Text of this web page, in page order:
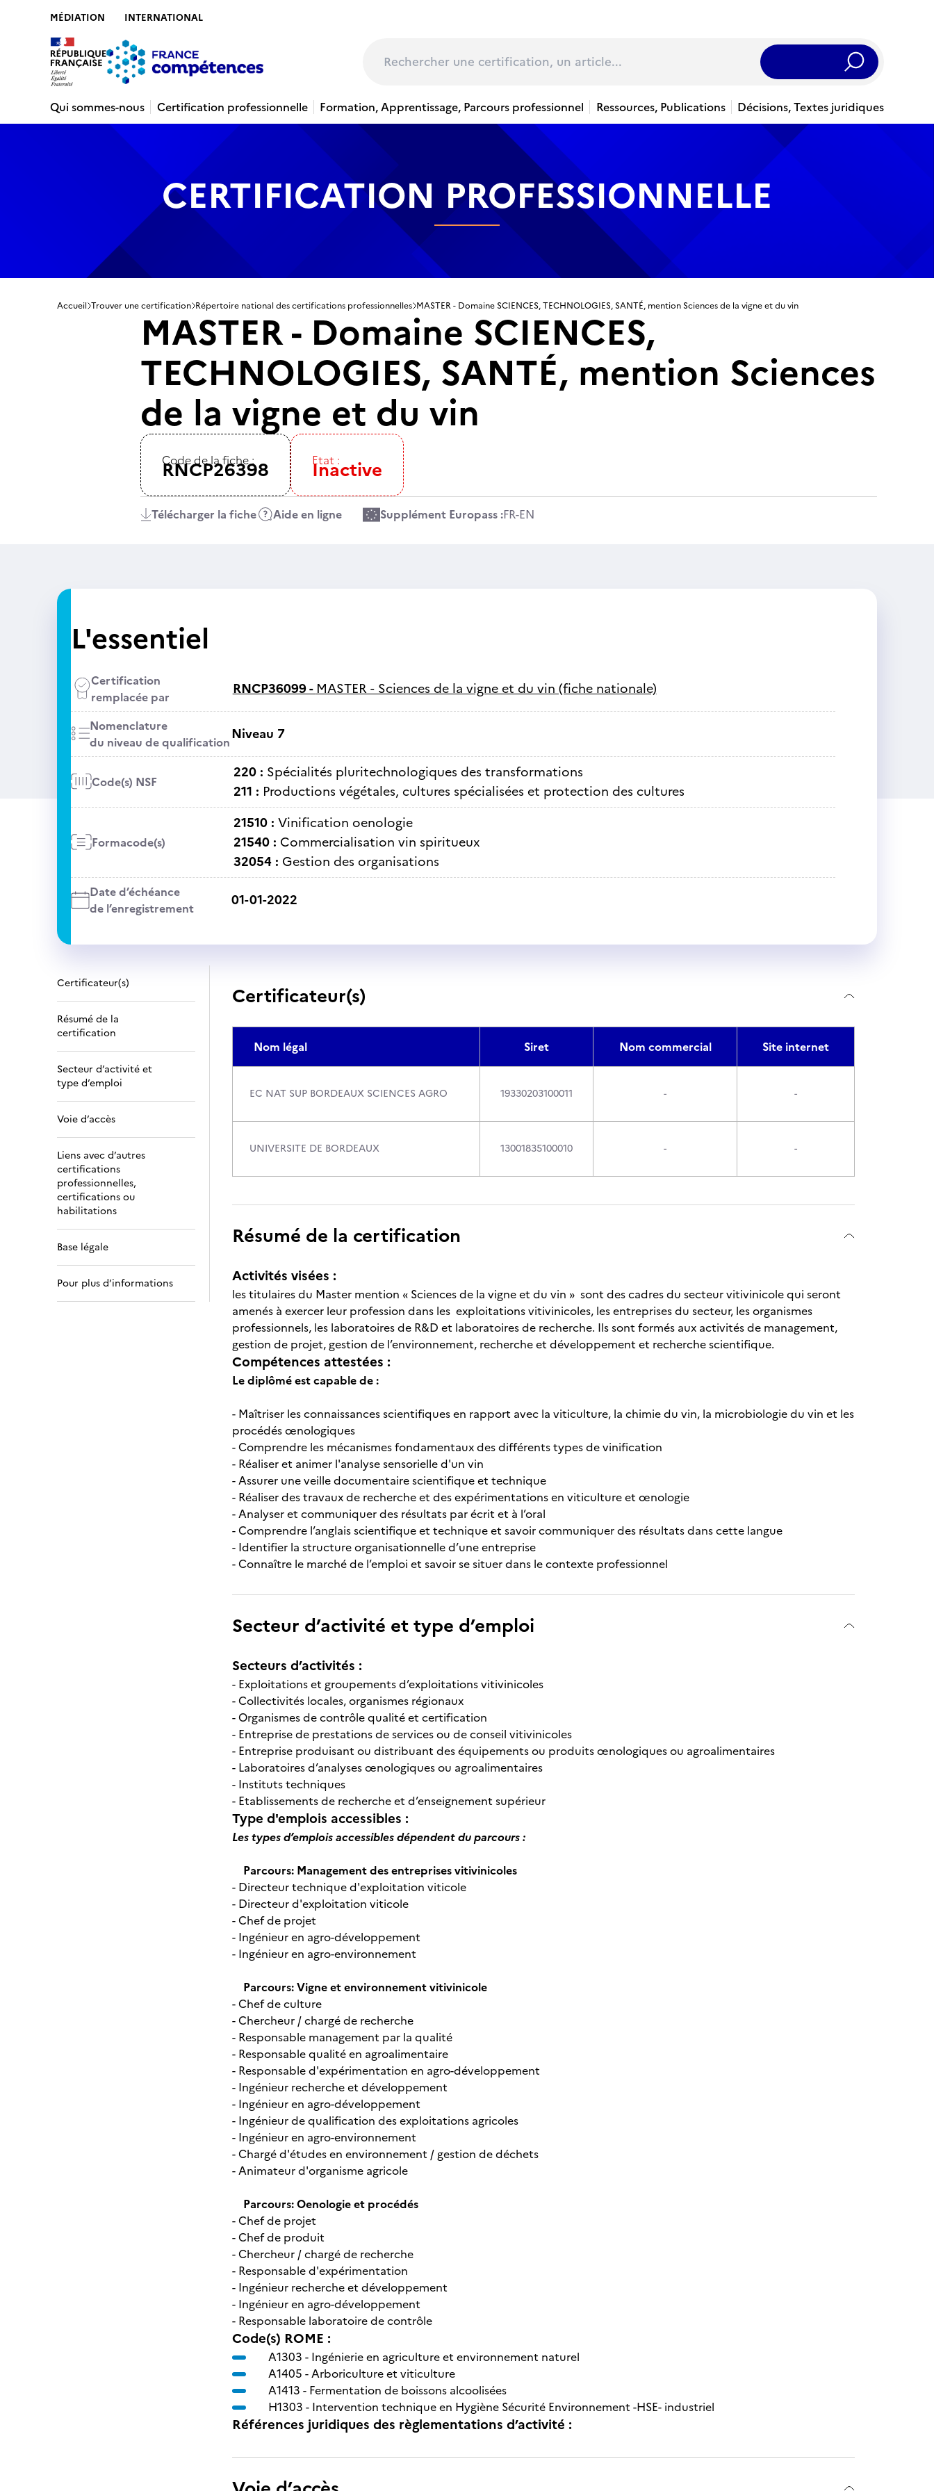
MÉDIATION INTERNATIONAL
Rechercher
Qui sommes-nous
Certification professionnelle Formation, Apprentissage, Parcours professionnel Ressources, Publications Décisions, Textes juridiques
CERTIFICATION PROFESSIONNELLE
Accueil Trouver une certification Répertoire national des certifications professionnelles MASTER - Domaine SCIENCES, TECHNOLOGIES, SANTÉ, mention Sciences de la vigne et du vin
MASTER - Domaine SCIENCES,
TECHNOLOGIES, SANTÉ, mention Sciences
de la vigne et du vin
Code de la fiche :
RNCP26398 Etat :
Inactive
Télécharger la fiche Aide en ligne Supplément Europass :FR-EN
L'essentiel
Certification
remplacée par
RNCP36099 - MASTER - Sciences de la vigne et du vin (fiche nationale)
Nomenclature
du niveau de qualificationNiveau 7
Code(s) NSF
220 : Spécialités pluritechnologiques des transformations
211 : Productions végétales, cultures spécialisées et protection des cultures
Formacode(s)
21510 : Vinification oenologie
21540 : Commercialisation vin spiritueux
32054 : Gestion des organisations
Date d’échéance
de l’enregistrement
01-01-2022
Certificateur(s)
Résumé de la
certification
Secteur d’activité et
type d’emploi
Voie d’accès
Liens avec d’autres
certifications
professionnelles,
certifications ou
habilitations
Base légale
Pour plus d’informations
Certificateur(s)
Nom légal Siret Nom commercial Site internet
EC NAT SUP BORDEAUX SCIENCES AGRO 19330203100011 - -
UNIVERSITE DE BORDEAUX 13001835100010 - -
Résumé de la certification
Activités visées :
les titulaires du Master mention « Sciences de la vigne et du vin » sont des cadres du secteur vitivinicole qui seront
amenés à exercer leur profession dans les exploitations vitivinicoles, les entreprises du secteur, les organismes
professionnels, les laboratoires de R&D et laboratoires de recherche. Ils sont formés aux activités de management,
gestion de projet, gestion de l’environnement, recherche et développement et recherche scientifique.
Compétences attestées :
Le diplômé est capable de :
- Maîtriser les connaissances scientifiques en rapport avec la viticulture, la chimie du vin, la microbiologie du vin et les
procédés œnologiques
- Comprendre les mécanismes fondamentaux des différents types de vinification
- Réaliser et animer l'analyse sensorielle d'un vin
- Assurer une veille documentaire scientifique et technique
- Réaliser des travaux de recherche et des expérimentations en viticulture et œnologie
- Analyser et communiquer des résultats par écrit et à l’oral
- Comprendre l’anglais scientifique et technique et savoir communiquer des résultats dans cette langue
- Identifier la structure organisationnelle d’une entreprise
- Connaître le marché de l’emploi et savoir se situer dans le contexte professionnel
Secteur d’activité et type d’emploi
Secteurs d’activités :
- Exploitations et groupements d’exploitations vitivinicoles
- Collectivités locales, organismes régionaux
- Organismes de contrôle qualité et certification
- Entreprise de prestations de services ou de conseil vitivinicoles
- Entreprise produisant ou distribuant des équipements ou produits œnologiques ou agroalimentaires
- Laboratoires d’analyses œnologiques ou agroalimentaires
- Instituts techniques
- Etablissements de recherche et d’enseignement supérieur
Type d'emplois accessibles :
Les types d’emplois accessibles dépendent du parcours :
Parcours: Management des entreprises vitivinicoles
- Directeur technique d'exploitation viticole
- Directeur d'exploitation viticole
- Chef de projet
- Ingénieur en agro-développement
- Ingénieur en agro-environnement
Parcours: Vigne et environnement vitivinicole
- Chef de culture
- Chercheur / chargé de recherche
- Responsable management par la qualité
- Responsable qualité en agroalimentaire
- Responsable d'expérimentation en agro-développement
- Ingénieur recherche et développement
- Ingénieur en agro-développement
- Ingénieur de qualification des exploitations agricoles
- Ingénieur en agro-environnement
- Chargé d'études en environnement / gestion de déchets
- Animateur d'organisme agricole
Parcours: Oenologie et procédés
- Chef de projet
- Chef de produit
- Chercheur / chargé de recherche
- Responsable d'expérimentation
- Ingénieur recherche et développement
- Ingénieur en agro-développement
- Responsable laboratoire de contrôle
Code(s) ROME :
A1303 - Ingénierie en agriculture et environnement naturel
A1405 -Arboriculture et viticulture
A1413 - Fermentation de boissons alcoolisées
H1303 - Intervention technique en Hygiène Sécurité Environnement -HSE- industriel
Références juridiques des règlementations d’activité :